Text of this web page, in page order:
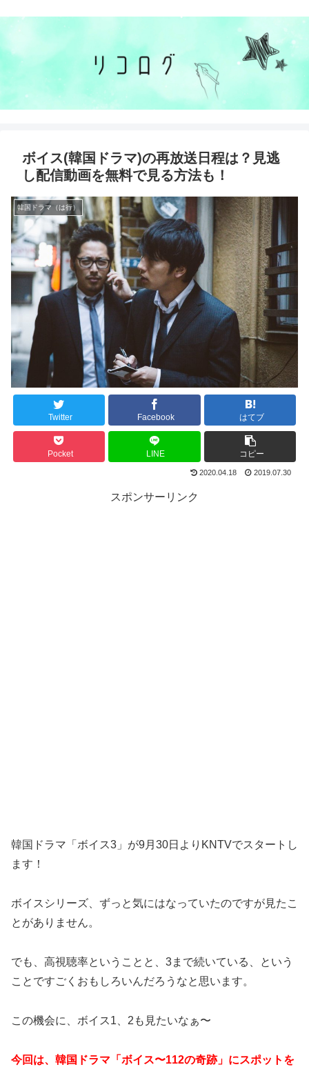
ボイス(韓国ドラマ)の再放送日程は？見逃
し配信動画を無料で見る方法も！
韓国ドラマ（は行）
Twitter Facebook はてブ
Pocket LINE コピー
2020.04.18 2019.07.30
スポンサーリンク
韓国ドラマ「ボイス3」が9月30日よりKNTVでスタートし
ます！
ボイスシリーズ、ずっと気にはなっていたのですが見たこ
とがありません。
でも、高視聴率ということと、3まで続いている、という
ことですごくおもしろいんだろうなと思います。
この機会に、ボイス1、2も見たいなぁ〜
今回は、韓国ドラマ「ボイス〜112の奇跡」にスポットを